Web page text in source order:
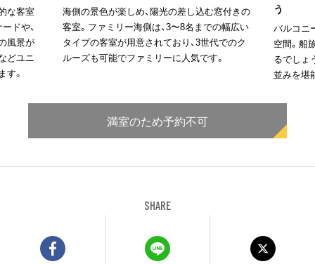
な客室
ドや、
風景が
どユニ
。
海側の景色が楽しめ、陽光の差し込む窓付きの
客室。ファミリー海側は、3〜8名までの幅広い
タイプの客室が用意されており、3世代でのク
ルーズも可能でファミリーに人気です。
う
バルコニ
空間。船
るでしょ
並みを堪
満室のため予約不可
SHARE